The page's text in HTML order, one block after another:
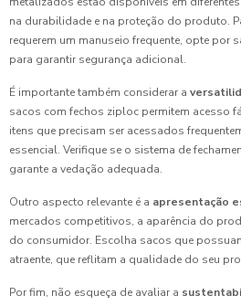
na durabilidade e na proteção do produto.
requerem um manuseio frequente, opte por
para garantir segurança adicional.
É importante também considerar a
sacos com fechos ziploc permitem acesso
itens que precisam ser acessados
essencial. Verifique se o sistema de
garante a vedação adequada.
Outro aspecto relevante é a apresentação
mercados competitivos, a aparência do
do consumidor. Escolha sacos que
atraente, que reflitam a qualidade do seu
Por fim, não esqueça de avaliar a